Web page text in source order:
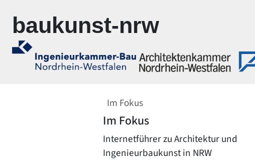
baukunst-nrw
Im Fokus
Im Fokus
Internetführer zu Architektur und
Ingenieurbaukunst in NRW